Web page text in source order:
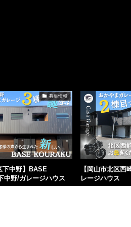
募集情報
下中野】BASE
中野/ガレージハウス
【岡山市北区西
レージハウス